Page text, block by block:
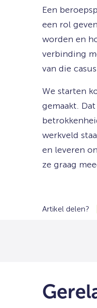
Een
een rol
worden en
verbinding
van die
We starten
gemaakt.
werkveld
en leveren
ze graag
Artikel delen?